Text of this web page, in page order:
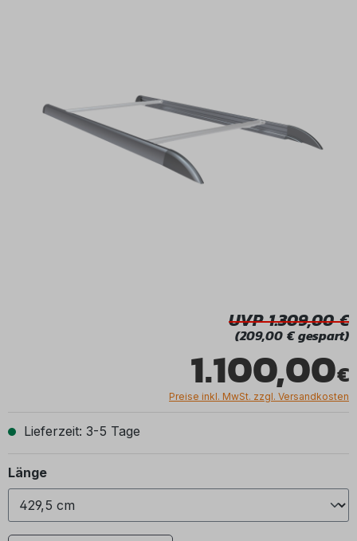
1.100,00
UVP 1.309,00
(209,00 € gespart)
Preise inkl. MwSt. zzgl. Versandkosten
Lieferzeit: 3-5 Tage
Längeauswählen